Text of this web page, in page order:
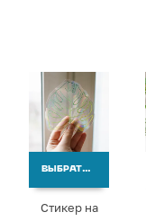
ВЫБРАТЬ ВАРИАНТЫ
Стикер на